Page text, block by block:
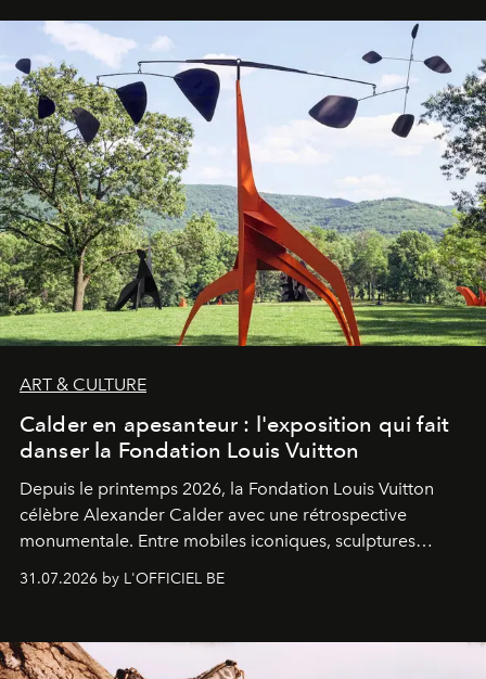
ART & CULTURE
Calder en apesanteur : l'exposition qui fait
danser la Fondation Louis Vuitton
Depuis le printemps 2026, la Fondation Louis Vuitton
célèbre Alexander Calder avec une rétrospective
monumentale. Entre mobiles iconiques, sculptures
monumentales et poésie du mouvement, l'artiste
américain investit les espaces imaginés par Frank Gehry
sculpture.
31.07.2026 by L'OFFICIEL BE